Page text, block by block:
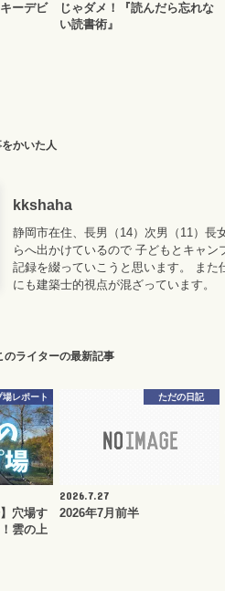
ーデビ
じゃダメ！『読んだら忘れな
い読書術』
かいた人
kkshaha
静岡市在住、長男（14）次男（11）長
らへ出かけているので 子どもとキャ
記録を綴っていこうと思います。 ま
にも建築士的視点が混ざっています。
のライターの最新記事
場レポート
穴場す
雲の上
ただの日記
2026.7.27
2026年7月前半